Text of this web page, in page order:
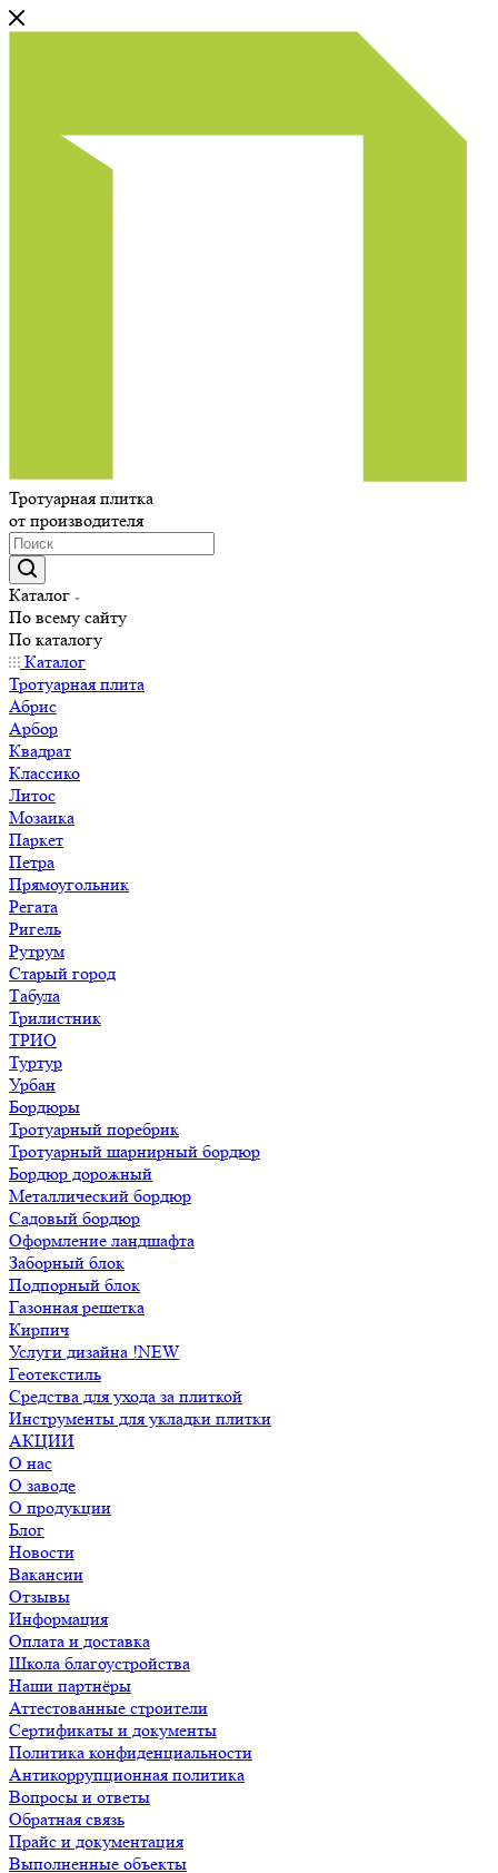
Тротуарная плитка
от производителя
Каталог
По всему сайту
По каталогу
Каталог
Тротуарная плита
Абрис
Арбор
Квадрат
Классико
Литос
Мозаика
Паркет
Петра
Прямоугольник
Регата
Ригель
Рутрум
Старый город
Табула
Трилистник
ТРИО
Туртур
Урбан
Бордюры
Тротуарный поребрик
Тротуарный шарнирный бордюр
Бордюр дорожный
Металлический бордюр
Садовый бордюр
Оформление ландшафта
Заборный блок
Подпорный блок
Газонная решетка
Кирпич
Услуги дизайна !NEW
Геотекстиль
Средства для ухода за плиткой
Инструменты для укладки плитки
АКЦИИ
О нас
О заводе
О продукции
Блог
Новости
Вакансии
Отзывы
Информация
Оплата и доставка
Школа благоустройства
Наши партнёры
Аттестованные строители
Сертификаты и документы
Политика конфиденциальности
Антикоррупционная политика
Вопросы и ответы
Обратная связь
Прайс и документация
Выполненные объекты